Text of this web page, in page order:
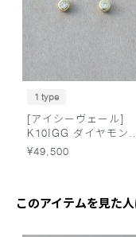
1 type
[アイシーヴェール]
K10IGG ダイヤモンド
アイス ピアス
¥49,500
このアイテムを見た